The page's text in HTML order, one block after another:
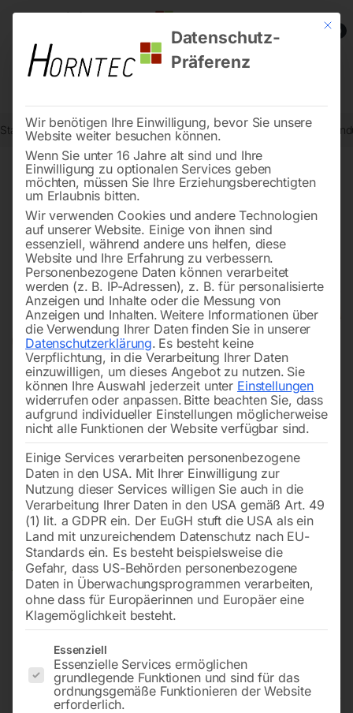
0
Start Schweisstechnologie Induktionsheizgeräte und Zubehör
Induktionsheizkopf komplett
Mit
Datenschutz-
Präferenz
Wir benötigen Ihre Einwilligung, bevor Sie unsere
Website weiter besuchen können.
Wenn Sie unter 16 Jahre alt sind und Ihre
Einwilligung zu optionalen Services geben
möchten, müssen Sie Ihre Erziehungsberechtigten
um Erlaubnis bitten.
Wir verwenden Cookies und andere Technologien
auf unserer Website. Einige von ihnen sind
essenziell, während andere uns helfen, diese
Website und Ihre Erfahrung zu verbessern.
Personenbezogene Daten können verarbeitet
werden (z. B. IP-Adressen), z. B. für personalisierte
Anzeigen und Inhalte oder die Messung von
Anzeigen und Inhalten. Weitere Informationen über
die Verwendung Ihrer Daten finden Sie in unserer
Datenschutzerklärung. Es besteht keine
Verpflichtung, in die Verarbeitung Ihrer Daten
einzuwilligen, um dieses Angebot zu nutzen. Sie
können Ihre Auswahl jederzeit unter Einstellungen
widerrufen oder anpassen. Bitte beachten Sie, dass
aufgrund individueller Einstellungen möglicherweise
nicht alle Funktionen der Website verfügbar sind.
Einige Services verarbeiten personenbezogene
Daten in den USA. Mit Ihrer Einwilligung zur
Nutzung dieser Services willigen Sie auch in die
Verarbeitung Ihrer Daten in den USA gemäß Art. 49
(1) lit. a GDPR ein. Der EuGH stuft die USA als ein
Land mit unzureichendem Datenschutz nach EU-
Standards ein. Es besteht beispielsweise die
Gefahr, dass US-Behörden personenbezogene
Daten in Überwachungsprogrammen verarbeiten,
ohne dass für Europäerinnen und Europäer eine
Klagemöglichkeit besteht.
Es folgt eine Liste der Service-Gruppen, für die eine
Essenziell
Essenzielle Services ermöglichen
grundlegende Funktionen und sind für das
ordnungsgemäße Funktionieren der Website
erforderlich.